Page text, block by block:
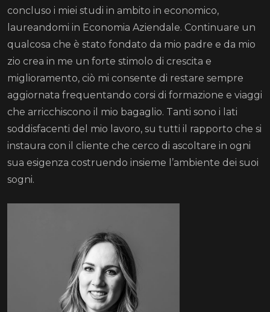
concluso i miei studi in ambito in economico,
laureandomi in Economia Aziendale. Continuare un
qualcosa che è stato fondato da mio padre e da mio
zio crea in me un forte stimolo di crescita e
miglioramento, ciò mi consente di restare sempre
aggiornata frequentando corsi di formazione e viaggi
che arricchiscono il mio bagaglio. Tanti sono i lati
soddisfacenti del mio lavoro, su tutti il rapporto che si
instaura con il cliente che cerco di ascoltare in ogni
sua esigenza costruendo insieme l’ambiente dei suoi
sogni.